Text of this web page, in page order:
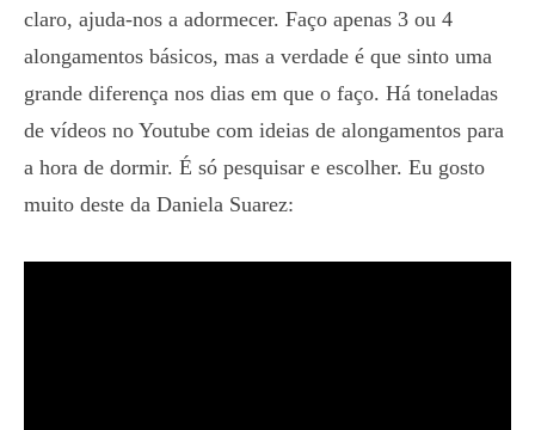
claro, ajuda-nos a adormecer. Faço apenas 3 ou 4
alongamentos básicos, mas a verdade é que sinto uma
grande diferença nos dias em que o faço. Há toneladas
de vídeos no Youtube com ideias de alongamentos para
a hora de dormir. É só pesquisar e escolher. Eu gosto
muito deste da Daniela Suarez: